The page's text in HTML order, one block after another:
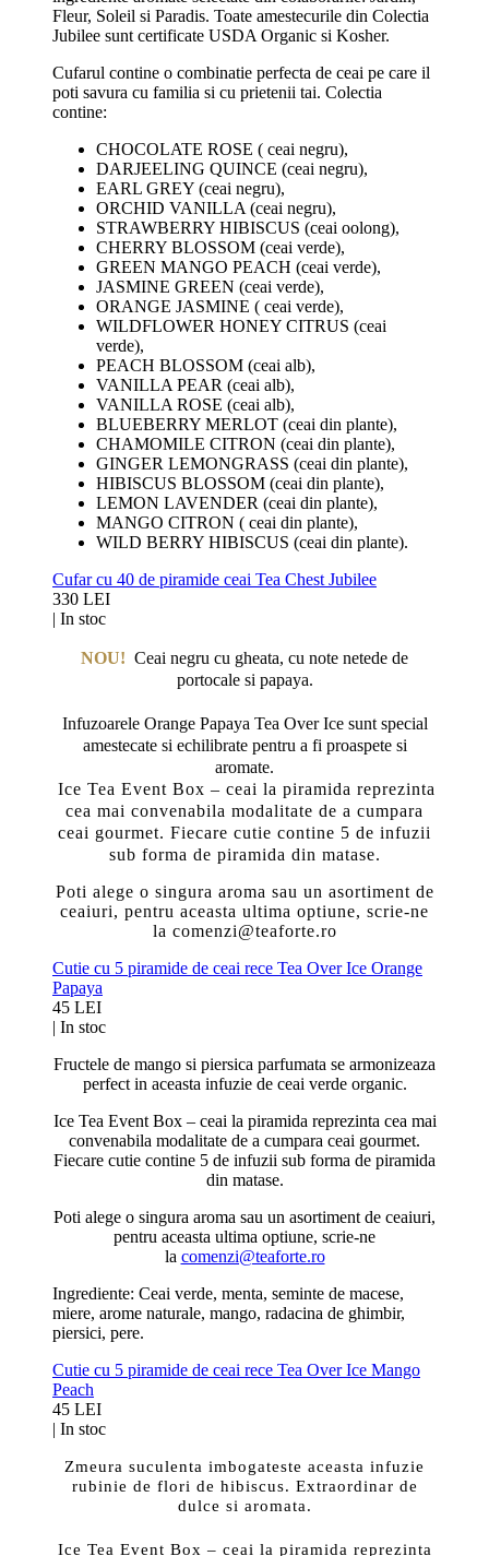
Fleur, Soleil si Paradis. Toate amestecurile din Colectia
Jubilee sunt certificate USDA Organic si Kosher.
Cufarul contine o combinatie perfecta de ceai pe care il
poti savura cu familia si cu prietenii tai. Colectia
contine:
CHOCOLATE ROSE ( ceai negru),
DARJEELING QUINCE (ceai negru),
EARL GREY (ceai negru),
ORCHID VANILLA (ceai negru),
STRAWBERRY HIBISCUS (ceai oolong),
CHERRY BLOSSOM (ceai verde),
GREEN MANGO PEACH (ceai verde),
JASMINE GREEN (ceai verde),
ORANGE JASMINE ( ceai verde),
WILDFLOWER HONEY CITRUS (ceai
verde),
PEACH BLOSSOM (ceai alb),
VANILLA PEAR (ceai alb),
VANILLA ROSE (ceai alb),
BLUEBERRY MERLOT (ceai din plante),
CHAMOMILE CITRON (ceai din plante),
GINGER LEMONGRASS (ceai din plante),
HIBISCUS BLOSSOM (ceai din plante),
LEMON LAVENDER (ceai din plante),
MANGO CITRON ( ceai din plante),
WILD BERRY HIBISCUS (ceai din plante).
Cufar cu 40 de piramide ceai Tea Chest Jubilee
330 LEI
| In stoc
NOU! Ceai negru cu gheata, cu note netede de
portocale si papaya.
Infuzoarele Orange Papaya Tea Over Ice sunt special
amestecate si echilibrate pentru a fi proaspete si
aromate.
Ice Tea Event Box – ceai la piramida reprezinta
cea mai convenabila modalitate de a cumpara
ceai gourmet. Fiecare cutie contine 5 de infuzii
sub forma de piramida din matase.
Poti alege o singura aroma sau un asortiment de
ceaiuri, pentru aceasta ultima optiune, scrie-ne
la comenzi@teaforte.ro
Cutie cu 5 piramide de ceai rece Tea Over Ice Orange
Papaya
45 LEI
| In stoc
Fructele de mango si piersica parfumata se armonizeaza
perfect in aceasta infuzie de ceai verde organic.
Ice Tea Event Box – ceai la piramida reprezinta cea mai
convenabila modalitate de a cumpara ceai gourmet.
Fiecare cutie contine 5 de infuzii sub forma de piramida
din matase.
Poti alege o singura aroma sau un asortiment de ceaiuri,
pentru aceasta ultima optiune, scrie-ne
la comenzi@teaforte.ro
Ingrediente: Ceai verde, menta, seminte de macese,
miere, arome naturale, mango, radacina de ghimbir,
piersici, pere.
Cutie cu 5 piramide de ceai rece Tea Over Ice Mango
Peach
45 LEI
| In stoc
Zmeura suculenta imbogateste aceasta infuzie
rubinie de flori de hibiscus. Extraordinar de
dulce si aromata.
Ice Tea Event Box – ceai la piramida reprezinta